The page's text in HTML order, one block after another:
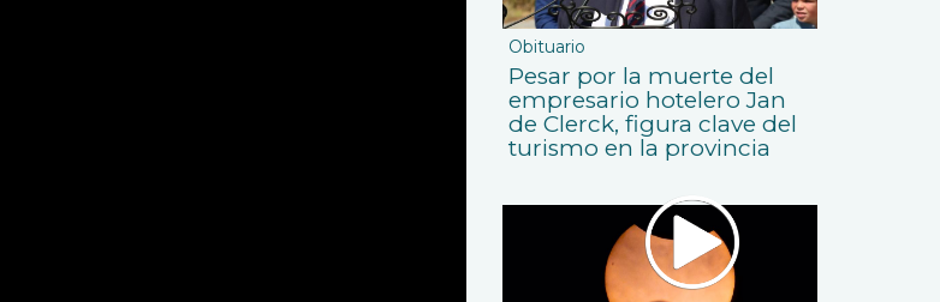
Obituario
Pesar por la muerte del
empresario hotelero Jan
de Clerck, figura clave del
turismo en la provincia